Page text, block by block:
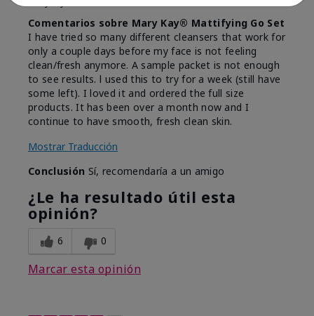
Comentarios sobre Mary Kay® Mattifying Go Set
I have tried so many different cleansers that work for
only a couple days before my face is not feeling
clean/fresh anymore. A sample packet is not enough
to see results. l used this to try for a week (still have
some left). I loved it and ordered the full size
products. It has been over a month now and I
continue to have smooth, fresh clean skin.
Mostrar Traducción
Conclusión Sí, recomendaría a un amigo
¿Le ha resultado útil esta
opinión?
6 0
Marcar esta opinión